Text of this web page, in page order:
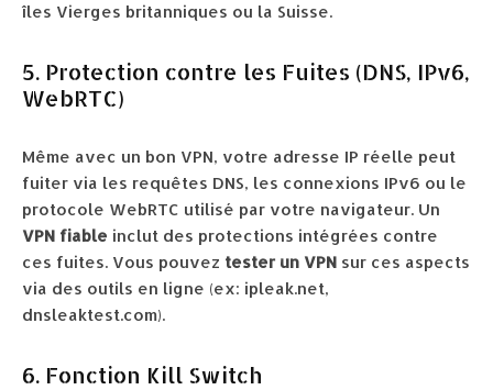
îles Vierges britanniques ou la Suisse.
5. Protection contre les Fuites (DNS, IPv6,
WebRTC)
Même avec un bon VPN, votre adresse IP réelle peut
fuiter via les requêtes DNS, les connexions IPv6 ou le
protocole WebRTC utilisé par votre navigateur. Un
VPN fiable inclut des protections intégrées contre
ces fuites. Vous pouvez tester un VPN sur ces aspects
via des outils en ligne (ex: ipleak.net,
dnsleaktest.com).
6. Fonction Kill Switch